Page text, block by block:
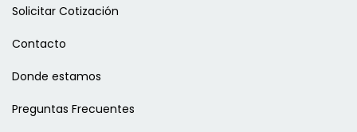
Solicitar Cotización
Contacto
Donde estamos
Preguntas Frecuentes